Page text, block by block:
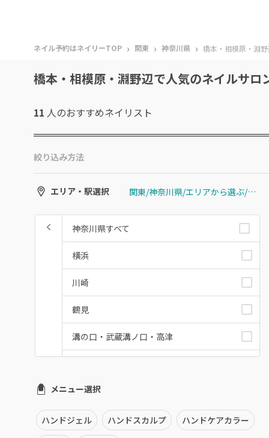
ネイル予約はネイリーTOP › 関東 › 神奈川県 › 橋本・相模原・淵野
橋本・相模原・淵野辺で人気のネイルサロ
11 人のおすすめネイリスト
絞り込み方法
エリア・駅選択 関東/神奈川県/エリアから選ぶ/橋本・相模原・淵野辺
神奈川県すべて
横浜
川崎
鶴見
溝の口・武蔵溝ノ口・高津
本厚木・海老名・伊勢原
港北・都筑・青葉台
メニュー選択
ハンドジェル ハンドスカルプ ハンドケアカラー